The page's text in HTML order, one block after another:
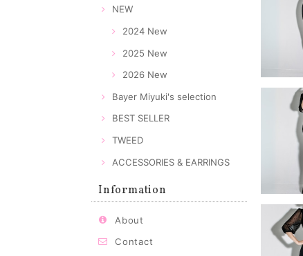
NEW
2024 New
2025 New
2026 New
Bayer Miyuki's selection
BEST SELLER
TWEED
ACCESSORIES & EARRINGS
Information
About
Contact